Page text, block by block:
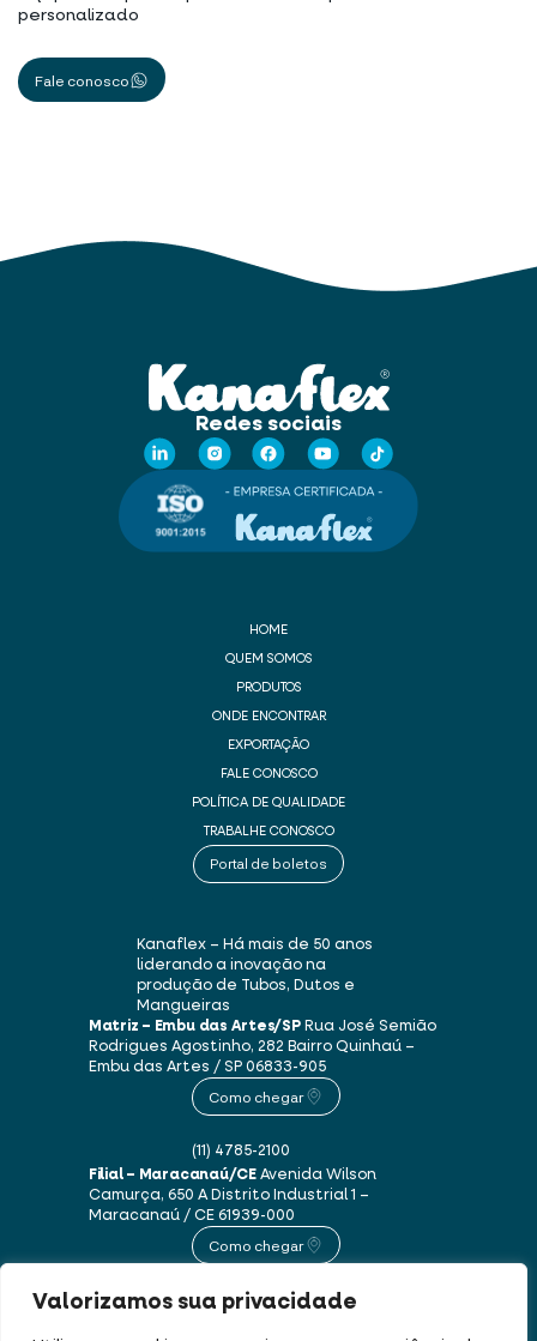
Valorizamos sua privacidade
personalizado
Fale conosco
Redes sociais
HOME
QUEM SOMOS
PRODUTOS
ONDE ENCONTRAR
EXPORTAÇÃO
FALE CONOSCO
POLÍTICA DE QUALIDADE
TRABALHE CONOSCO
Portal de boletos
Kanaflex – Há mais de 50 anos
liderando a inovação na
produção de Tubos, Dutos e
Mangueiras
Matriz – Embu das Artes/SPRua José Semião
Rodrigues Agostinho, 282 Bairro Quinhaú –
Embu das Artes / SP06833-905
Como chegar
(11) 4785-2100
Filial – Maracanaú/CEAvenida Wilson
Camurça, 650 ADistrito Industrial 1 –
Maracanaú / CE61939-000
Como chegar
(85) 3250-1235